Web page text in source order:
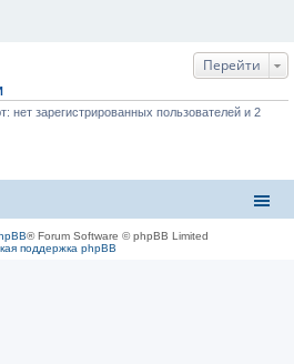
Перейти
зарегистрированных пользователей и 2
® Forum Software © phpBB Limited
поддержка phpBB